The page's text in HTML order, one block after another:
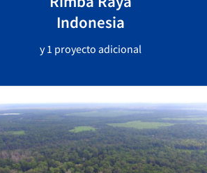
Indonesia
y 1 proyecto adicional